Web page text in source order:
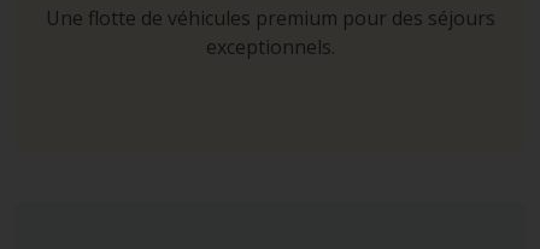
Une flotte de véhicules premium pour des séjours
exceptionnels.